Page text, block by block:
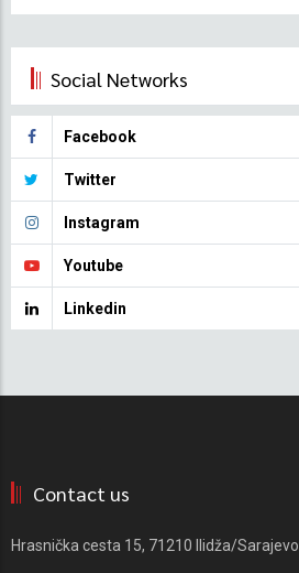
Social Networks
Facebook
Twitter
Instagram
Youtube
Linkedin
Contact us
Hrasnička cesta 15, 71210 Ilidža/Sarajevo